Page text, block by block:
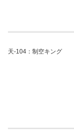
天-104：制空キング